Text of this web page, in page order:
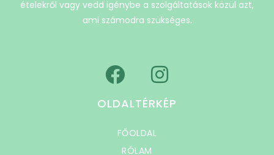
ételekről vagy vedd igénybe a szolgáltatások közül azt,
ami számodra szükséges.
OLDALTÉRKÉP
FŐOLDAL
RÓLAM